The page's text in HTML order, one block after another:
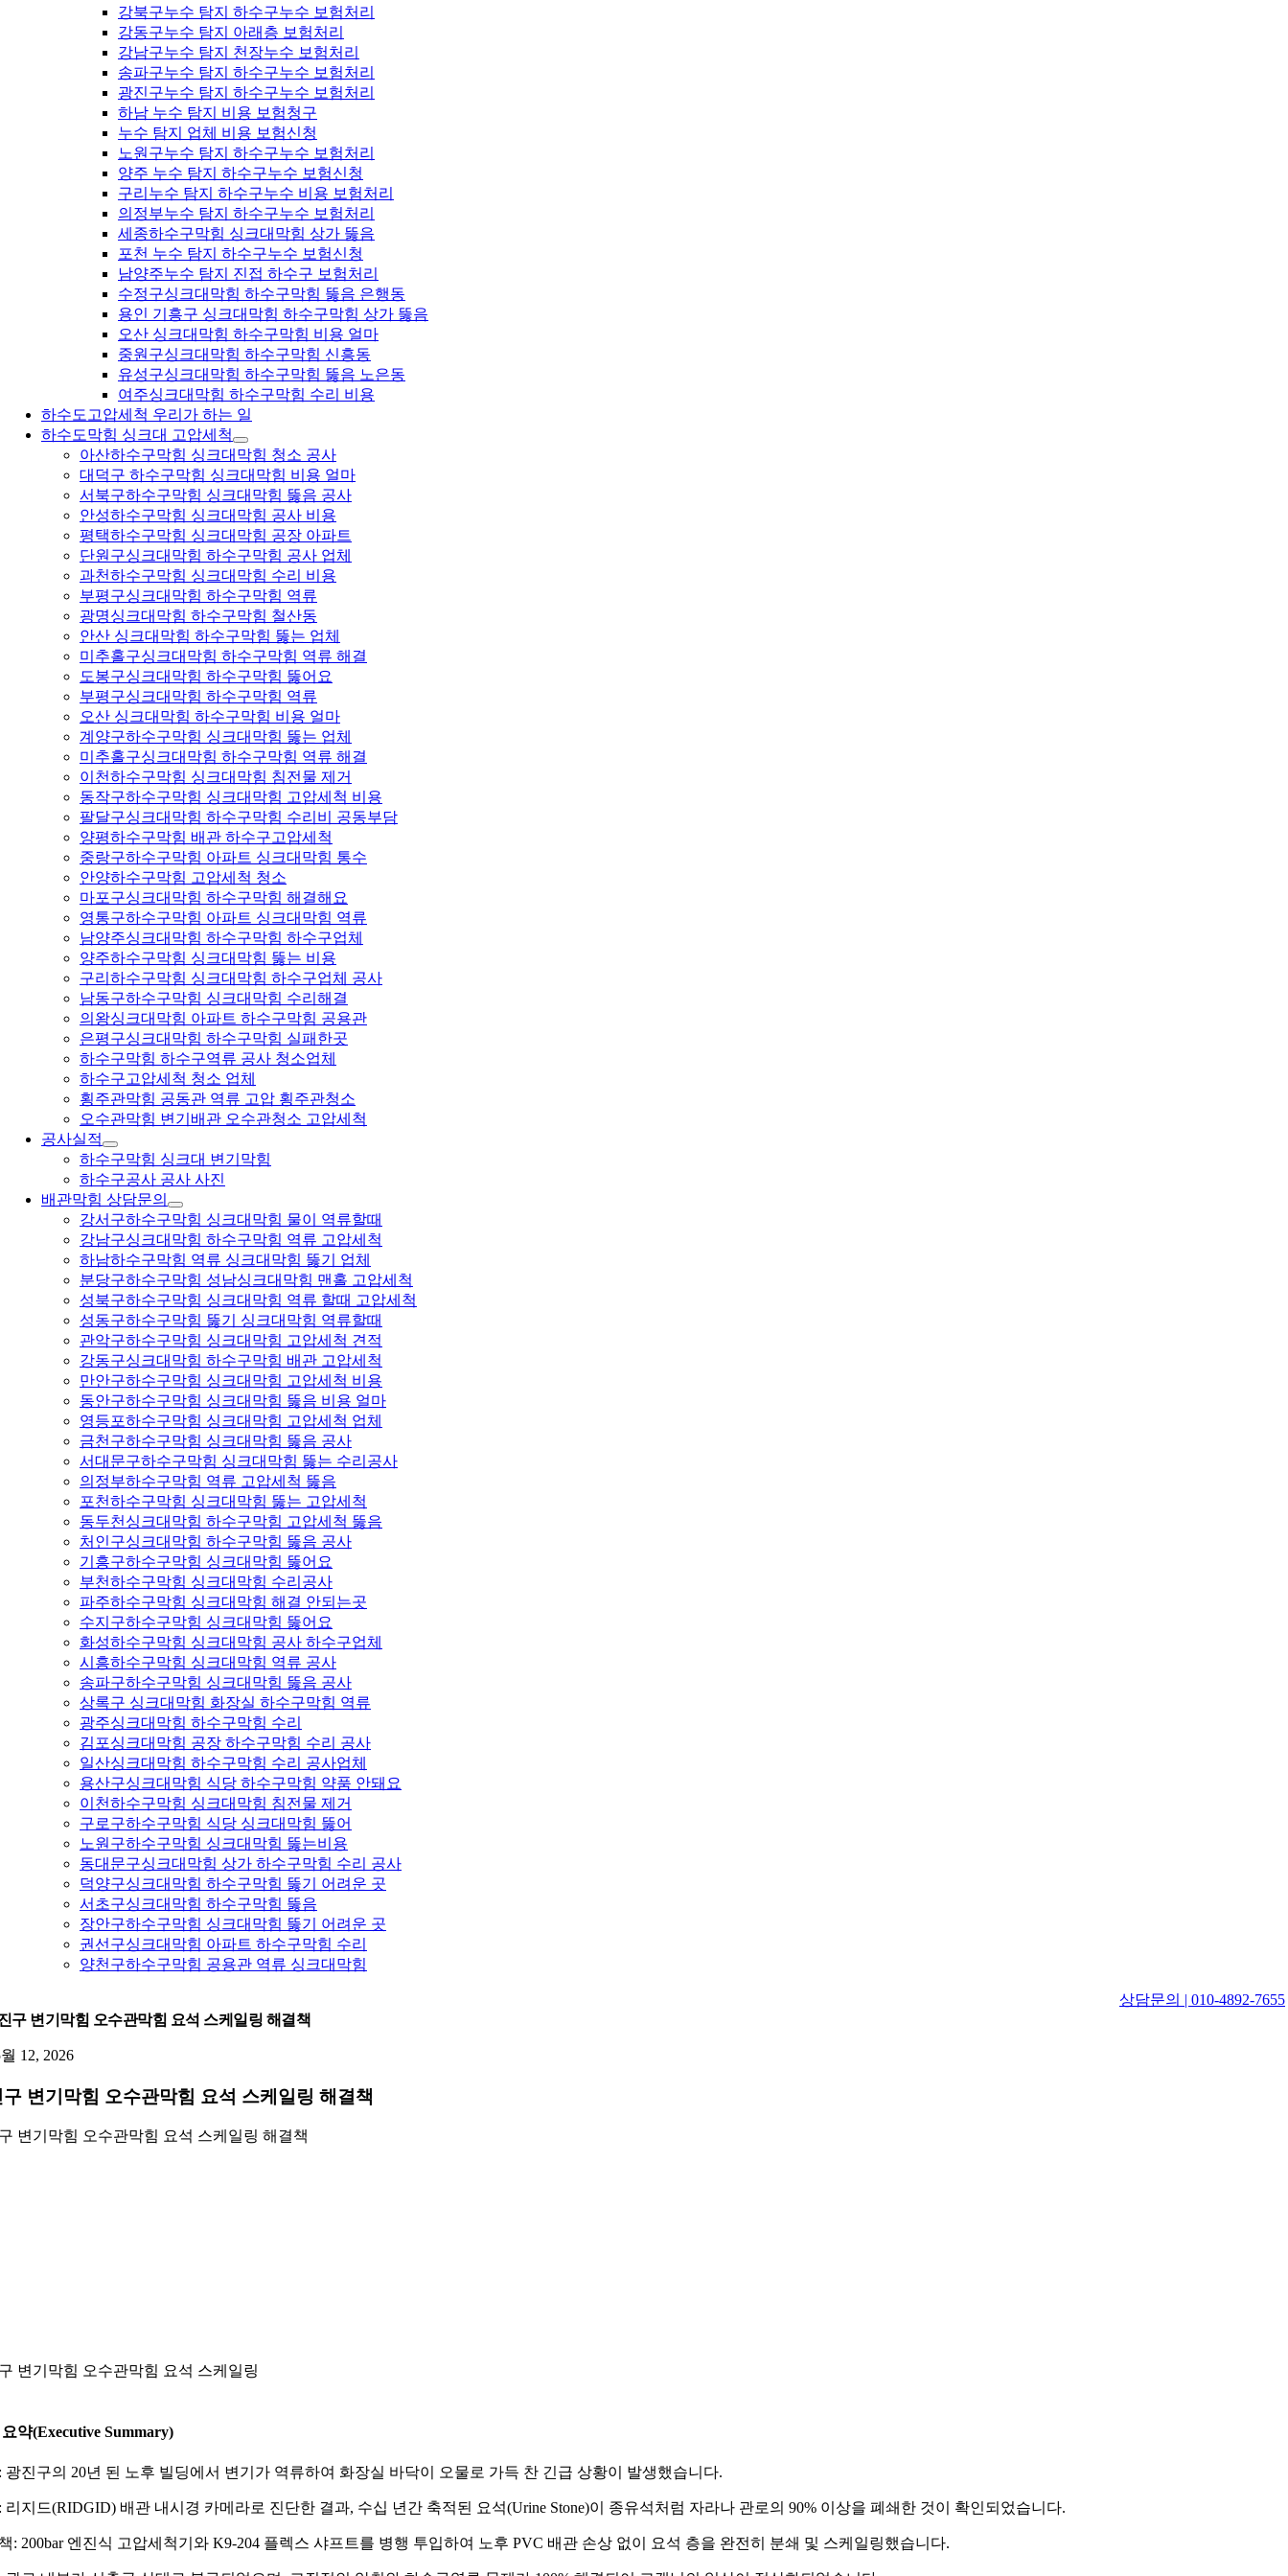
강북구누수 탐지 하수구누수 보험처리
강동구누수 탐지 아래층 보험처리
강남구누수 탐지 천장누수 보험처리
송파구누수 탐지 하수구누수 보험처리
광진구누수 탐지 하수구누수 보험처리
하남 누수 탐지 비용 보험청구
누수 탐지 업체 비용 보험신청
노원구누수 탐지 하수구누수 보험처리
양주 누수 탐지 하수구누수 보험신청
구리누수 탐지 하수구누수 비용 보험처리
의정부누수 탐지 하수구누수 보험처리
세종하수구막힘 싱크대막힘 상가 뚫음
포천 누수 탐지 하수구누수 보험신청
남양주누수 탐지 진접 하수구 보험처리
수정구싱크대막힘 하수구막힘 뚫음 은행동
용인 기흥구 싱크대막힘 하수구막힘 상가 뚫음
오산 싱크대막힘 하수구막힘 비용 얼마
중원구싱크대막힘 하수구막힘 신흥동
유성구싱크대막힘 하수구막힘 뚫음 노은동
여주싱크대막힘 하수구막힘 수리 비용
하수도고압세척 우리가 하는 일
하수도막힘 싱크대 고압세척
아산하수구막힘 싱크대막힘 청소 공사
대덕구 하수구막힘 싱크대막힘 비용 얼마
서북구하수구막힘 싱크대막힘 뚫음 공사
안성하수구막힘 싱크대막힘 공사 비용
평택하수구막힘 싱크대막힘 공장 아파트
단원구싱크대막힘 하수구막힘 공사 업체
과천하수구막힘 싱크대막힘 수리 비용
부평구싱크대막힘 하수구막힘 역류
광명싱크대막힘 하수구막힘 철산동
안산 싱크대막힘 하수구막힘 뚫는 업체
미추홀구싱크대막힘 하수구막힘 역류 해결
도봉구싱크대막힘 하수구막힘 뚫어요
부평구싱크대막힘 하수구막힘 역류
오산 싱크대막힘 하수구막힘 비용 얼마
계양구하수구막힘 싱크대막힘 뚫는 업체
미추홀구싱크대막힘 하수구막힘 역류 해결
이천하수구막힘 싱크대막힘 침전물 제거
동작구하수구막힘 싱크대막힘 고압세척 비용
팔달구싱크대막힘 하수구막힘 수리비 공동부담
양평하수구막힘 배관 하수구고압세척
중랑구하수구막힘 아파트 싱크대막힘 통수
안양하수구막힘 고압세척 청소
마포구싱크대막힘 하수구막힘 해결해요
영통구하수구막힘 아파트 싱크대막힘 역류
남양주싱크대막힘 하수구막힘 하수구업체
양주하수구막힘 싱크대막힘 뚫는 비용
구리하수구막힘 싱크대막힘 하수구업체 공사
남동구하수구막힘 싱크대막힘 수리해결
의왕싱크대막힘 아파트 하수구막힘 공용관
은평구싱크대막힘 하수구막힘 실패한곳
하수구막힘 하수구역류 공사 청소업체
하수구고압세척 청소 업체
횡주관막힘 공동관 역류 고압 횡주관청소
오수관막힘 변기배관 오수관청소 고압세척
공사실적
하수구막힘 싱크대 변기막힘
하수구공사 공사 사진
배관막힘 상담문의
강서구하수구막힘 싱크대막힘 물이 역류할때
강남구싱크대막힘 하수구막힘 역류 고압세척
하남하수구막힘 역류 싱크대막힘 뚫기 업체
분당구하수구막힘 성남싱크대막힘 맨홀 고압세척
성북구하수구막힘 싱크대막힘 역류 할때 고압세척
성동구하수구막힘 뚫기 싱크대막힘 역류할때
관악구하수구막힘 싱크대막힘 고압세척 견적
강동구싱크대막힘 하수구막힘 배관 고압세척
만안구하수구막힘 싱크대막힘 고압세척 비용
동안구하수구막힘 싱크대막힘 뚫음 비용 얼마
영등포하수구막힘 싱크대막힘 고압세척 업체
금천구하수구막힘 싱크대막힘 뚫음 공사
서대문구하수구막힘 싱크대막힘 뚫는 수리공사
의정부하수구막힘 역류 고압세척 뚫음
포천하수구막힘 싱크대막힘 뚫는 고압세척
동두천싱크대막힘 하수구막힘 고압세척 뚫음
처인구싱크대막힘 하수구막힘 뚫음 공사
기흥구하수구막힘 싱크대막힘 뚫어요
부천하수구막힘 싱크대막힘 수리공사
파주하수구막힘 싱크대막힘 해결 안되는곳
수지구하수구막힘 싱크대막힘 뚫어요
화성하수구막힘 싱크대막힘 공사 하수구업체
시흥하수구막힘 싱크대막힘 역류 공사
송파구하수구막힘 싱크대막힘 뚫음 공사
상록구 싱크대막힘 화장실 하수구막힘 역류
광주싱크대막힘 하수구막힘 수리
김포싱크대막힘 공장 하수구막힘 수리 공사
일산싱크대막힘 하수구막힘 수리 공사업체
용산구싱크대막힘 식당 하수구막힘 약품 안돼요
이천하수구막힘 싱크대막힘 침전물 제거
구로구하수구막힘 식당 싱크대막힘 뚫어
노원구하수구막힘 싱크대막힘 뚫는비용
동대문구싱크대막힘 상가 하수구막힘 수리 공사
덕양구싱크대막힘 하수구막힘 뚫기 어려운 곳
서초구싱크대막힘 하수구막힘 뚫음
장안구하수구막힘 싱크대막힘 뚫기 어려운 곳
권선구싱크대막힘 아파트 하수구막힘 수리
양천구하수구막힘 공용관 역류 싱크대막힘
상담문의 | 010-4892-7655
구 변기막힘 오수관막힘 요석 스케일링 해결책
12, 2026
변기막힘 오수관막힘 요석 스케일링 해결책
변기막힘 오수관막힘 요석 스케일링 해결책
변기막힘 오수관막힘 요석 스케일링
약(Executive Summary)
광진구의 20년 된 노후 빌딩에서 변기가 역류하여 화장실 바닥이 오물로 가득 찬 긴급 상황이 발생했습니다.
리지드(RIDGID) 배관 내시경 카메라로 진단한 결과, 수십 년간 축적된 요석(Urine Stone)이 종유석처럼 자라나 관로의 90% 이상을 폐쇄한 것이 확인되었습니다.
: 200bar 엔진식 고압세척기와 K9-204 플렉스 샤프트를 병행 투입하여 노후 PVC 배관 손상 없이 요석 층을 완전히 분쇄 및 스케일링했습니다.